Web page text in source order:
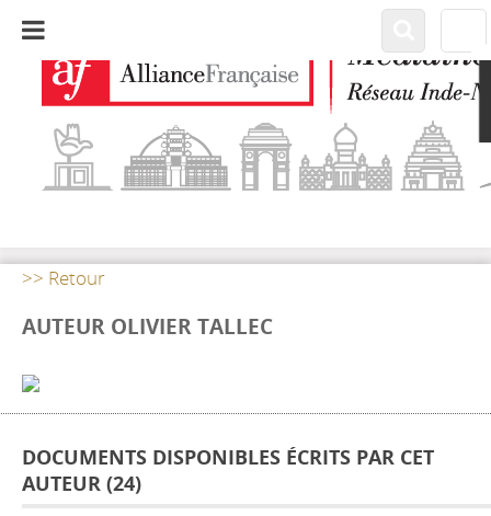
>> Retour
AUTEUR OLIVIER TALLEC
DOCUMENTS DISPONIBLES ÉCRITS PAR CET
AUTEUR (24)